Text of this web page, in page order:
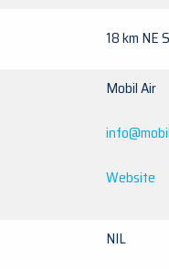
18 km NE
Mobil
Website
NIL